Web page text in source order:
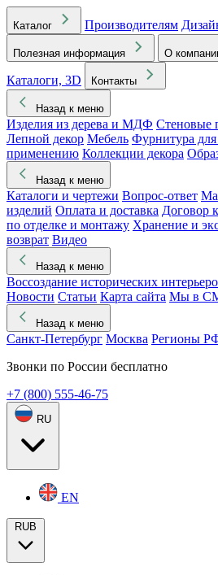
Каталог Производителям
Полезная информация О
Каталоги, 3D
Контакты
Назад к меню
Изделия из дерева и МДФ Стеновые
Лепной декор Мебель Фурнитура
применению Коллекции декора
Назад к меню
Каталоги и чертежи Вопрос-ответ
изделий Оплата и доставка Договор
по отделке и монтажу Хранение и
возврат Видео
Назад к меню
Воссоздание исторических
Новости Статьи Карта сайта Мы в
Назад к меню
Санкт-Петербург Москва Регионы
Звонки по России бесплатно
+7 (800) 555-46-75
RU
EN
RUB